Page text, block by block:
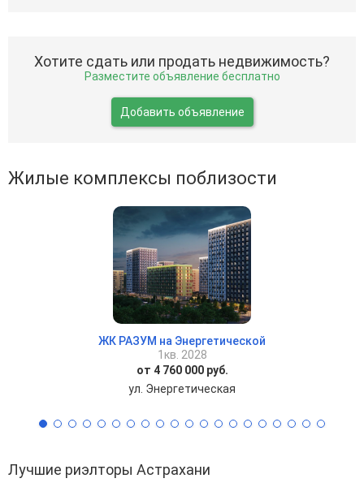
Хотите сдать или продать недвижимость?
Разместите объявление бесплатно
Добавить объявление
Жилые комплексы поблизости
ЖК РАЗУМ на Энергетической
1кв. 2028
от 4 760 000 руб.
ул. Энергетическая
Лучшие риэлторы Астрахани